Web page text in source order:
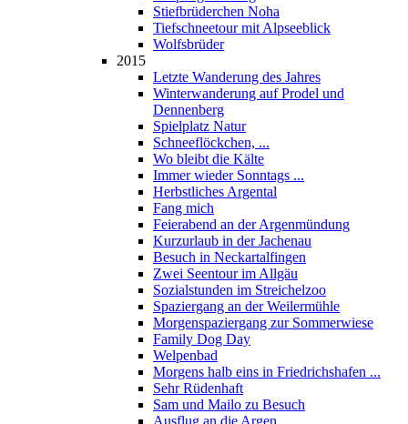
Stiefbrüderchen Noha
Tiefschneetour mit Alpseeblick
Wolfsbrüder
2015
Letzte Wanderung des Jahres
Winterwanderung auf Prodel und
Dennenberg
Spielplatz Natur
Schneeflöckchen, ...
Wo bleibt die Kälte
Immer wieder Sonntags ...
Herbstliches Argental
Fang mich
Feierabend an der Argenmündung
Kurzurlaub in der Jachenau
Besuch in Neckartalfingen
Zwei Seentour im Allgäu
Sozialstunden im Streichelzoo
Spaziergang an der Weilermühle
Morgenspaziergang zur Sommerwiese
Family Dog Day
Welpenbad
Morgens halb eins in Friedrichshafen ...
Sehr Rüdenhaft
Sam und Mailo zu Besuch